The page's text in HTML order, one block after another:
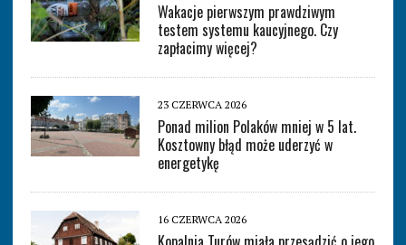
Wakacje pierwszym prawdziwym
testem systemu kaucyjnego. Czy
zapłacimy więcej?
23 CZERWCA 2026
Ponad milion Polaków mniej w 5 lat.
Kosztowny błąd może uderzyć w
energetykę
16 CZERWCA 2026